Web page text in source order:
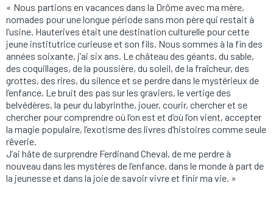
« Nous partions en vacances dans la Drôme avec ma mère,
nomades pour une longue période sans mon père qui restait à
l’usine. Hauterives était une destination culturelle pour cette
jeune institutrice curieuse et son fils. Nous sommes à la fin des
années soixante, j’ai six ans. Le château des géants, du sable,
des coquillages, de la poussière, du soleil, de la fraîcheur, des
grottes, des rires, du silence et se perdre dans le mystérieux de
l’enfance. Le bruit des pas sur les graviers, le vertige des
belvédères, la peur du labyrinthe, jouer, courir, chercher et se
chercher pour comprendre où l’on est et d’où l’on vient, accepter
la magie populaire, l’exotisme des livres d’histoires comme seule
rêverie.
J’ai hâte de surprendre Ferdinand Cheval, de me perdre à
nouveau dans les mystères de l’enfance, dans le monde à part de
la jeunesse et dans la joie de savoir vivre et finir ma vie. »